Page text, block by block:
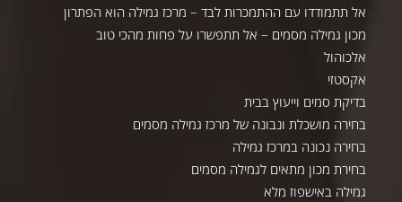
אל תתמודדו עם ההתמכרות לבד – מרכז גמילה הוא הפתרון
מכון גמילה מסמים – אל תתפשרו על פחות מהכי טוב
אלכוהול
אקסטזי
בדיקת סמים וייעוץ בבית
בחירה מושכלת ונבונה של מרכז גמילה מסמים
בחירה נכונה במרכז גמילה
בחירת מכון מתאים לגמילה מסמים
גמילה באישפוז מלא